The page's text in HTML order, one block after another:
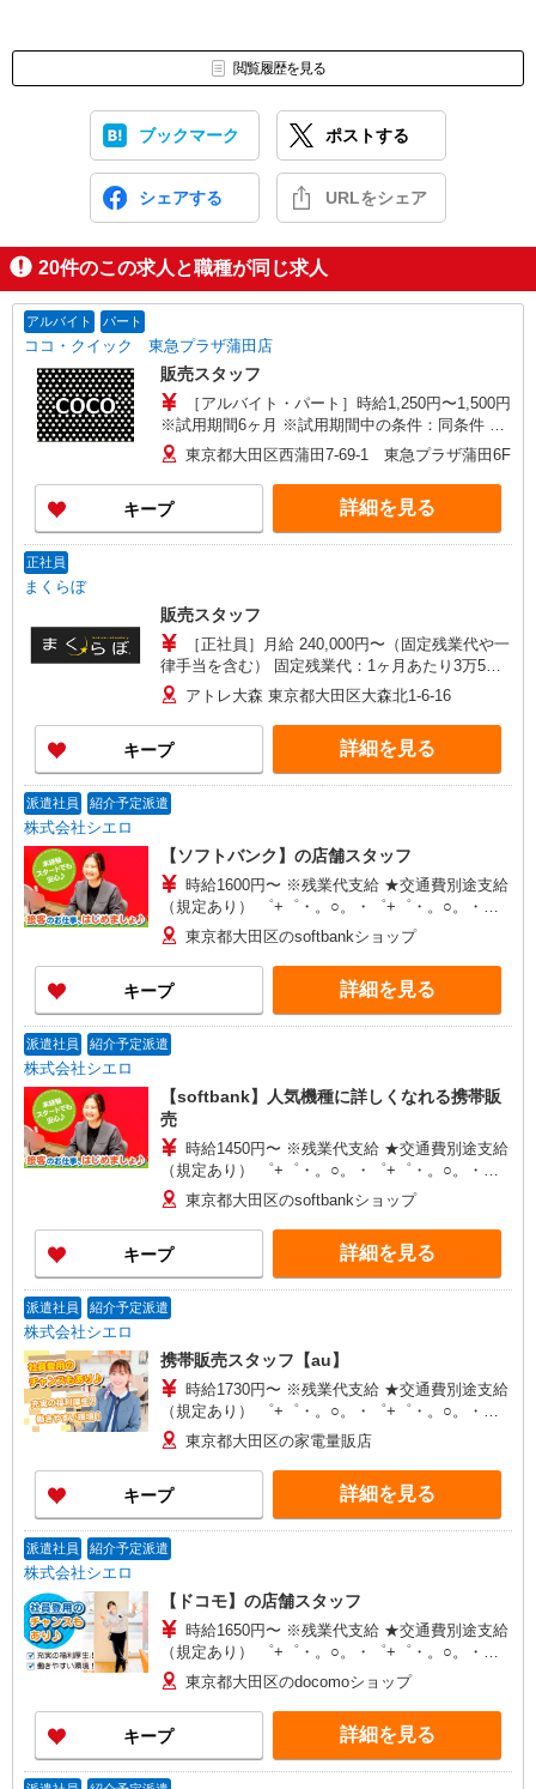
閲覧履歴を見る
ブックマーク ポストする
シェアする URLをシェア
20件のこの求人と職種が同じ求人
アルバイト パート
ココ・クイック 東急プラザ蒲田店
販売スタッフ
［アルバイト・パート］時給1,250円〜1,500円
※試用期間6ヶ月 ※試用期間中の条件：同条件 ※
経験、能力により優遇します。
東京都大田区西蒲田7-69-1 東急プラザ蒲田6F
キープ 詳細を見る
正社員
まくらぼ
販売スタッフ
［正社員］月給 240,000円〜（固定残業代や一
律手当を含む） 固定残業代：1ヶ月あたり3万5千
円（固定残業時間：21時間） 固定残業時間を超え
た勤務時間については別途残業代を支給する ■月
給：240,000円〜＋インセンティブ ・前職やこれ
までの経験を考慮 ・賞与年2回（7月・12月） ◎
販売ノルマがないので安心 ◎販売実績優秀者には
インセンティブあり 【試用期間】 試用期間あり
試用・研修期間：2ヶ月 試用・研修期間の条件：
アトレ大森 東京都大田区大森北1-6-16
キープ 詳細を見る
派遣社員 紹介予定派遣
株式会社シエロ
【ソフトバンク】の店舗スタッフ
時給1600円〜 ※残業代支給 ★交通費別途支給
（規定あり） ゜+゜・。○。・゜+゜・。○。・゜
+゜ 入社祝い金10万円支給(規定有) お友達を紹介
頂くと, インセンティブ支給(規定有) ★月2回払
い・週払い可能（規程有）★ ゜・。○。・゜
+゜・。○。・゜+゜
東京都大田区のsoftbankショップ
キープ 詳細を見る
派遣社員 紹介予定派遣
株式会社シエロ
【softbank】人気機種に詳しくなれる携帯販
売
時給1450円〜 ※残業代支給 ★交通費別途支給
（規定あり） ゜+゜・。○。・゜+゜・。○。・゜
+゜ 入社祝い金10万円支給(規定有) お友達を紹介
頂くと, インセンティブ支給(規定有) ★月2回払
い・週払い可能（規程有）★ ゜・。○。・゜
+゜・。○。・゜+゜
東京都大田区のsoftbankショップ
キープ 詳細を見る
派遣社員 紹介予定派遣
株式会社シエロ
携帯販売スタッフ【au】
時給1730円〜 ※残業代支給 ★交通費別途支給
（規定あり） ゜+゜・。○。・゜+゜・。○。・゜
+゜ 入社祝い金10万円支給(規定有) お友達を紹介
頂くと, インセンティブ支給(規定有) ★月2回払
い・週払い可能（規程有）★ ゜・。○。・゜
+゜・。○。・゜+゜
東京都大田区の家電量販店
キープ 詳細を見る
派遣社員 紹介予定派遣
株式会社シエロ
【ドコモ】の店舗スタッフ
時給1650円〜 ※残業代支給 ★交通費別途支給
（規定あり） ゜+゜・。○。・゜+゜・。○。・゜
+゜ 入社祝い金10万円支給(規定有) お友達を紹介
頂くと, インセンティブ支給(規定有) ★月2回払
い・週払い可能（規程有）★ ゜・。○。・゜
+゜・。○。・゜+゜
東京都大田区のdocomoショップ
キープ 詳細を見る